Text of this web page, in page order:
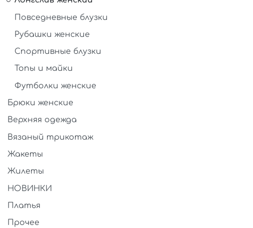
Повседневные блузки
Рубашки женские
Спортивные блузки
Топы и майки
Футболки женские
Брюки женские
Верхняя одежда
Вязаный трикотаж
Жакеты
Жилеты
НОВИНКИ
Платья
Прочее